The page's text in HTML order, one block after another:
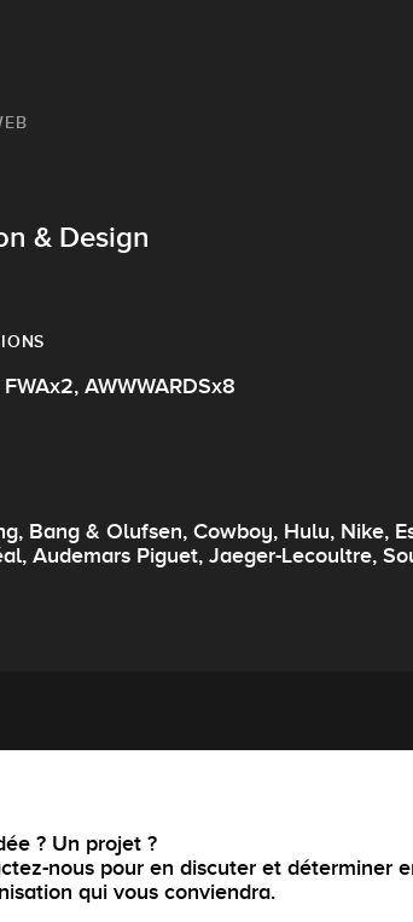
& Design
AWWWARDSx8
Bang & Olufsen, Cowboy, Hulu, Nike,
Audemars Piguet, Jaeger-Lecoultre,
? Un projet ?
nous pour en discuter et déterminer
qui vous conviendra.